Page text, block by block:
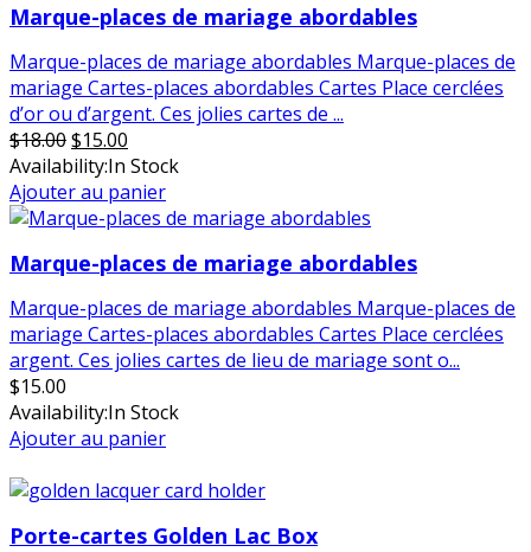
Marque-places de mariage abordables
Marque-places de mariage abordables Marque-places de
mariage Cartes-places abordables Cartes Place cerclées
d’or ou d’argent. Ces jolies cartes de ...
$18.00Le
prix
initial
était :
$15.00
prix
actuel
est :
Availability:In Stock
Ajouter au panier
Marque-places de mariage abordables
Marque-places de mariage abordables Marque-places de
mariage Cartes-places abordables Cartes Place cerclées
argent. Ces jolies cartes de lieu de mariage sont o...
$15.00
Availability:In Stock
Ajouter au panier
Porte-cartes Golden Lac Box